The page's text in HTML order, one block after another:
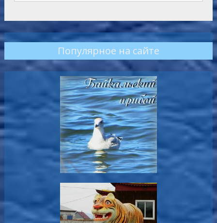
Популярное на сайте